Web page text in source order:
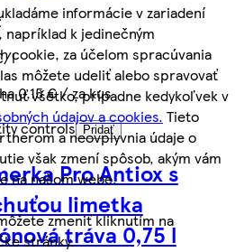
informácie v zariadení
k jedinečným
cookie, za účelom spracúvania
môžete udeliť alebo spravovať
všetko, prípadne kedykoľvek v
údajov a cookies. Tieto
a neovplyvnia údaje o
však zmení spôsob, akým vám
na našom webe.
zmeniť kliknutím na
stránky.
l
0,15 € / za kus
controls
Pridať
Pro Antiox s
limetka
tráva 0,75 l